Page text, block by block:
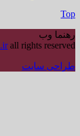
nasimiran.ir all rights